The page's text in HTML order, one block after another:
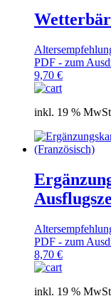
PDF - zum
9,70 €
inkl. 19 %
PDF - zum
8,70 €
inkl. 19 %